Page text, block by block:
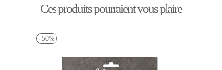
Ces produits pourraient vous plaire
-50%